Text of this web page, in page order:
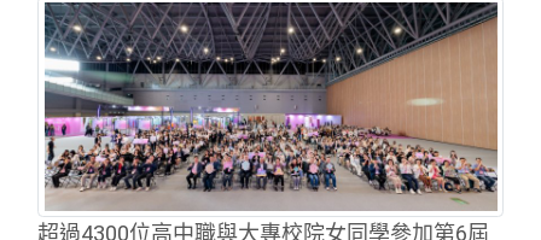
超過4300位高中職與大專校院女同學參加第6屆